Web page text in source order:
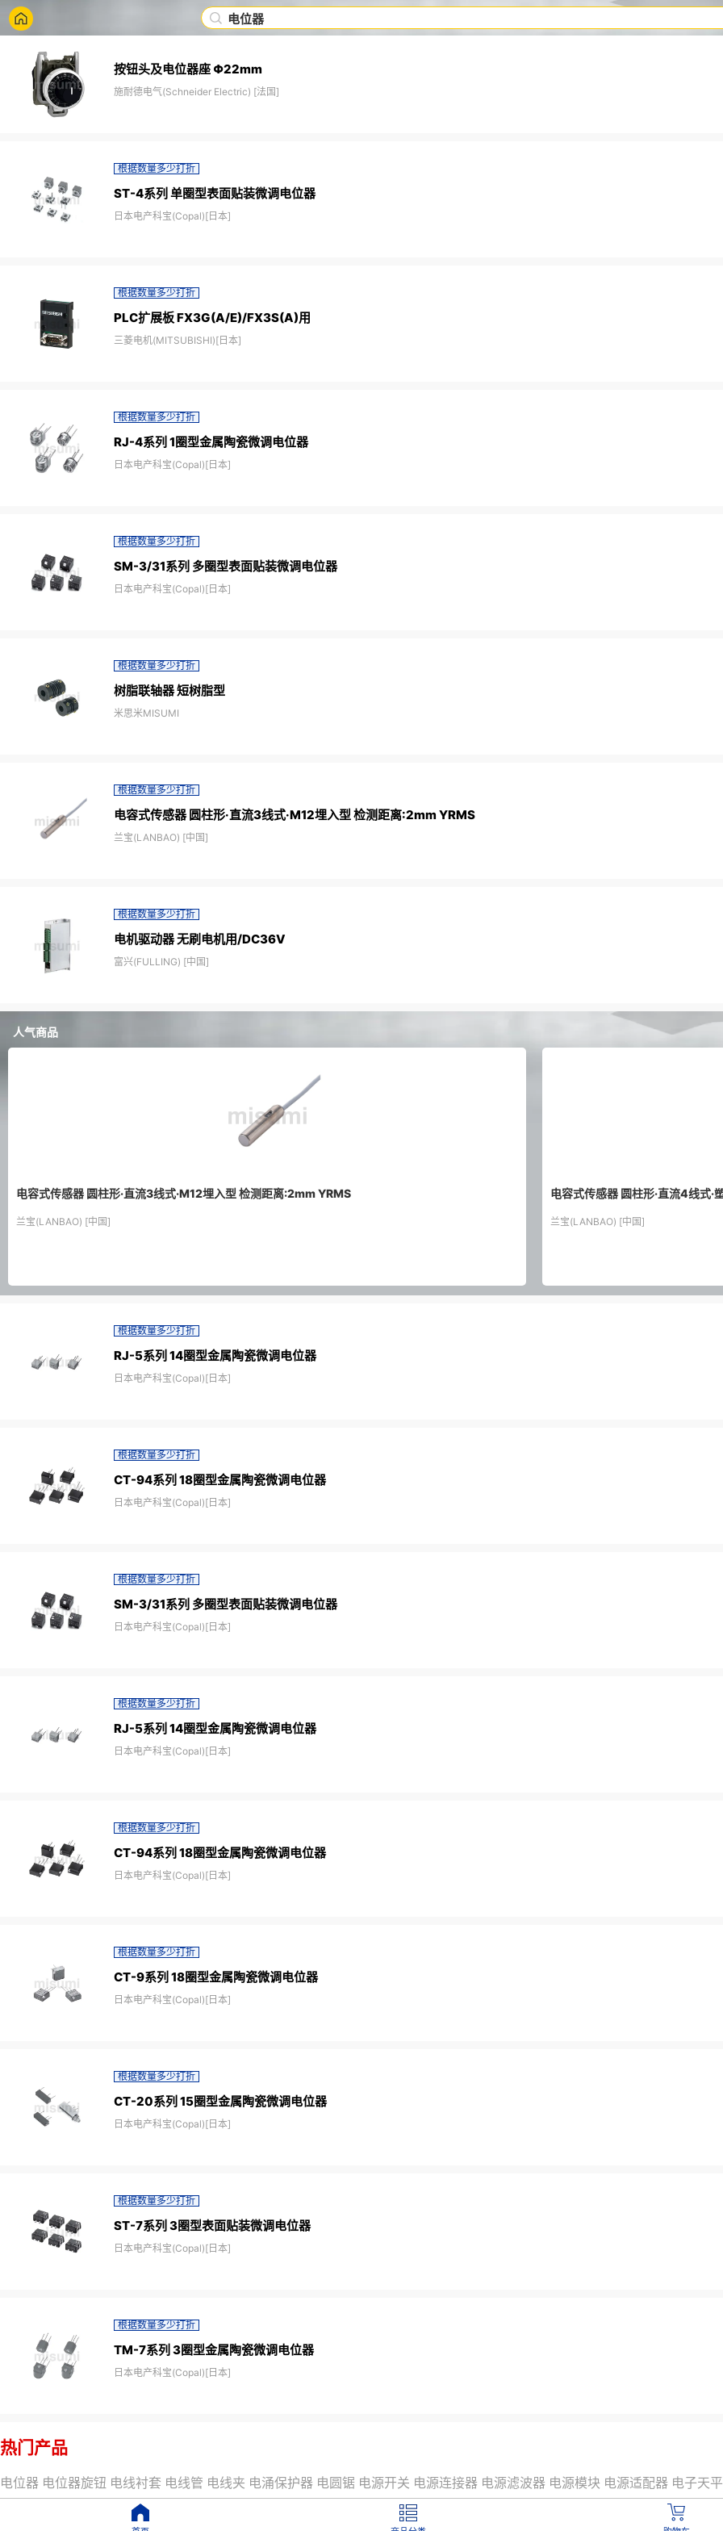
电位器
按钮头及电位器座 Φ22mm
施耐德电气(Schneider Electric) [法国]
根据数量多少打折
ST-4系列 单圈型表面贴装微调电位器
日本电产科宝(Copal)[日本]
根据数量多少打折
PLC扩展板 FX3G(A/E)/FX3S(A)用
三菱电机(MITSUBISHI)[日本]
根据数量多少打折
RJ-4系列 1圈型金属陶瓷微调电位器
日本电产科宝(Copal)[日本]
根据数量多少打折
SM-3/31系列 多圈型表面贴装微调电位器
日本电产科宝(Copal)[日本]
根据数量多少打折
树脂联轴器 短树脂型
米思米MISUMI
根据数量多少打折
电容式传感器 圆柱形·直流3线式·M12埋入型 检测距离:2mm YRMS
兰宝(LANBAO) [中国]
根据数量多少打折
电机驱动器 无刷电机用/DC36V
富兴(FULLING) [中国]
人气商品
电容式传感器 圆柱形·直流3线式·M12埋入型 检测距离:2mm YRMS
兰宝(LANBAO) [中国]
电容式传感器 圆柱形·直流4线式
兰宝(LANBAO) [中国]
根据数量多少打折
RJ-5系列 14圈型金属陶瓷微调电位器
日本电产科宝(Copal)[日本]
根据数量多少打折
CT-94系列 18圈型金属陶瓷微调电位器
日本电产科宝(Copal)[日本]
根据数量多少打折
SM-3/31系列 多圈型表面贴装微调电位器
日本电产科宝(Copal)[日本]
根据数量多少打折
RJ-5系列 14圈型金属陶瓷微调电位器
日本电产科宝(Copal)[日本]
根据数量多少打折
CT-94系列 18圈型金属陶瓷微调电位器
日本电产科宝(Copal)[日本]
根据数量多少打折
CT-9系列 18圈型金属陶瓷微调电位器
日本电产科宝(Copal)[日本]
根据数量多少打折
CT-20系列 15圈型金属陶瓷微调电位器
日本电产科宝(Copal)[日本]
根据数量多少打折
ST-7系列 3圈型表面贴装微调电位器
日本电产科宝(Copal)[日本]
根据数量多少打折
TM-7系列 3圈型金属陶瓷微调电位器
日本电产科宝(Copal)[日本]
热门产品
电位器 电位器旋钮 电线衬套 电线管 电线夹 电涌保护器 电圆锯 电源开关 电源连接器 电源滤波器 电源模块 电源适配器 电子天平